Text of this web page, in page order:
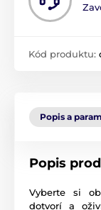
Kód produktu:
Popis a
Popis
Vyberte si
dotvorí a